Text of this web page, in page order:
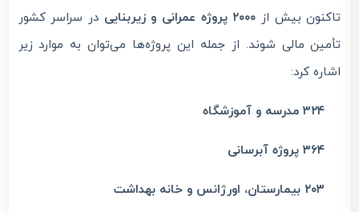
تاکنون بیش از ۲۰۰۰ پروژه عمرانی و زیربنایی
در سراسر کشور
تأمین مالی شوند. از جمله این پروژه‌ها می‌توان به موارد زیر
اشاره کرد:
۳۲۴ مدرسه و آموزشگاه
۳۶۴ پروژه آبرسانی
۲۰۳ بیمارستان، اورژانس و خانه بهداشت